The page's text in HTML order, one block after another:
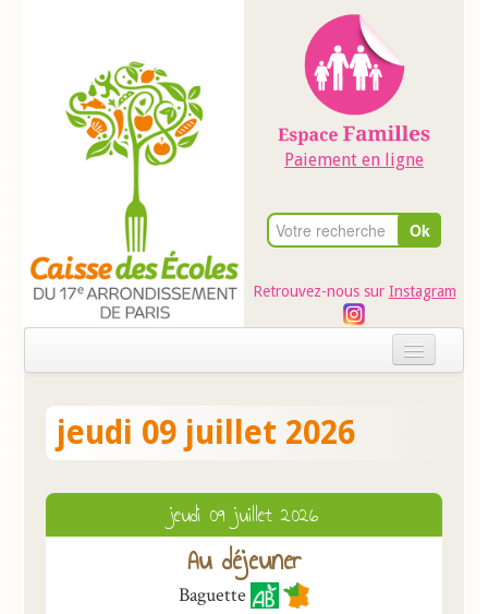
Paiement en ligne
Retrouvez-nous sur Instagram
Evénements
Présentation
Inscriptions et tarifs
Qualité
jeudi 09 juillet 2026
jeudi 09 juillet 2026
Au déjeuner
Baguette